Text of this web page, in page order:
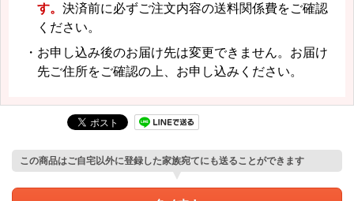
す。 決済前に必ずご注文内容の送料関係費をご確認
ください。
・お申し込み後のお届け先は変更できません。お届け
先ご住所をご確認の上、お申し込みください。
この商品はご自宅以外に登録した家族宛てにも送ることができます